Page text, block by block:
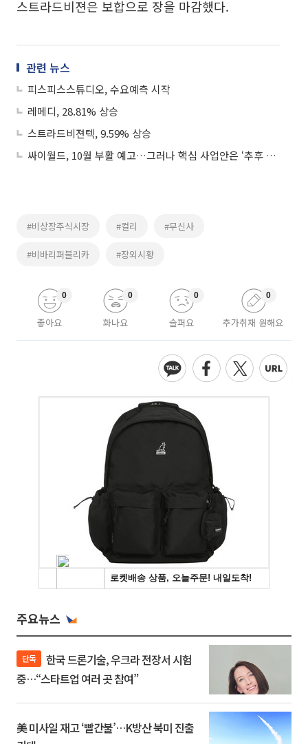
스트라드비젼은 보합으로 장을 마감했다.
관련 뉴스
피스피스스튜디오, 수요예측 시작
레메디, 28.81% 상승
스트라드비젼텍, 9.59% 상승
싸이월드, 10월 부활 예고…그러나 핵심 사업안은 ‘추후 공개’
#비상장주식시장 #컬리 #무신사
#비바리퍼블리카 #장외시황
좋아요
0
화나요
0
슬퍼요
0
추가취재 원해요
0
주요뉴스
단독
중…“스타트업 여러 곳 참여”
美 미사일 재고 ‘빨간불’…K방산 북미 진출